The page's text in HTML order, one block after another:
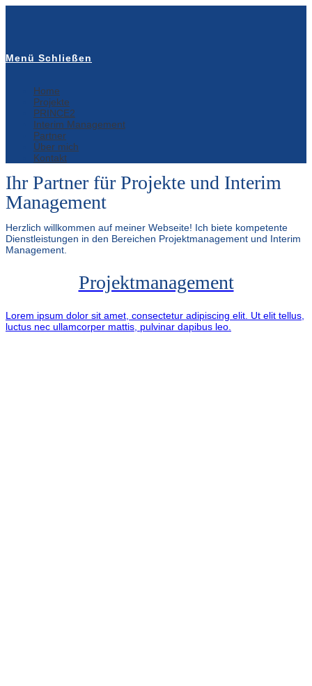
Menü Schließen
Home
Projekte
PRINCE2
Interim Management
Partner
Über mich
Kontakt
Ihr Partner für Projekte und Interim
Management
Herzlich willkommen auf meiner Webseite! Ich biete kompetente
Dienstleistungen in den Bereichen Projektmanagement und Interim
Management.
Projektmanagement
Lorem ipsum dolor sit amet, consectetur adipiscing elit. Ut elit tellus,
luctus nec ullamcorper mattis, pulvinar dapibus leo.